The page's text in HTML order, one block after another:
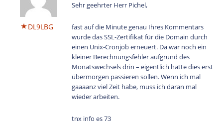
DL9LBG
Sehr geehrter Herr Pichel,
fast auf die Minute genau Ihres Kommentars
wurde das SSL-Zertifikat für die Domain durch
einen Unix-Cronjob erneuert. Da war noch ein
kleiner Berechnungsfehler aufgrund des
Monatswechsels drin – eigentlich hätte dies erst
übermorgen passieren sollen. Wenn ich mal
gaaaanz viel Zeit habe, muss ich daran mal
wieder arbeiten.
tnx info es 73